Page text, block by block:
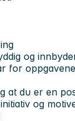
og
for
at du er en
og